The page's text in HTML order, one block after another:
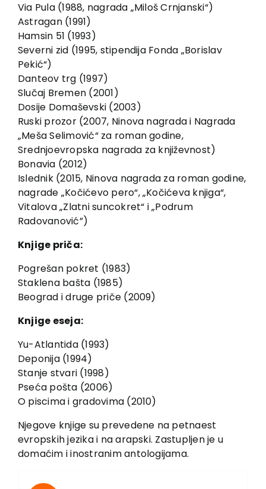
Via Pula (1988, nagrada „Miloš Crnjanski“)
Astragan (1991)
Hamsin 51 (1993)
Severni zid (1995, stipendija Fonda „Borislav
Pekić“)
Danteov trg (1997)
Slučaj Bremen (2001)
Dosije Domaševski (2003)
Ruski prozor (2007, Ninova nagrada i Nagrada
„Meša Selimović“ za roman godine,
Srednjoevropska nagrada za književnost)
Bonavia (2012)
Islednik (2015, Ninova nagrada za roman godine,
nagrade „Kočićevo pero“, „Kočićeva knjiga“,
Vitalova „Zlatni suncokret“ i „Podrum
Radovanović”)
Knjige priča:
Pogrešan pokret (1983)
Staklena bašta (1985)
Beograd i druge priče (2009)
Knjige eseja:
Yu-Atlantida (1993)
Deponija (1994)
Stanje stvari (1998)
Pseća pošta (2006)
O piscima i gradovima (2010)
Njegove knjige su prevedene na petnaest
evropskih jezika i na arapski. Zastupljen je u
domaćim i inostranim antologijama.